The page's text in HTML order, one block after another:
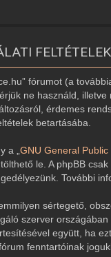
FELTÉTELEK
fórumot (a
ne használd,
érdemes
betartásába.
a „GNU General
le. A phpBB
További
sértegető,
szerver
együtt, ha
fenntartóinak